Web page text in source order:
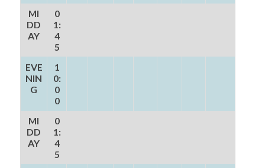
MI
DD
AY
0
1:
4
5
EVE
NIN
G
1
0:
0
0
MI
DD
AY
0
1:
4
5